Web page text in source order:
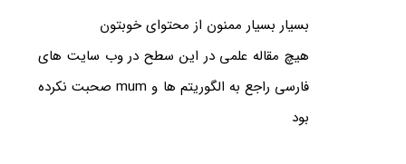
بسیار بسیار ممنون از محتوای خوبتون
هیچ مقاله علمی در این سطح در وب سایت های
فارسی راجع به الگوریتم ها و mum صحبت نکرده
بود